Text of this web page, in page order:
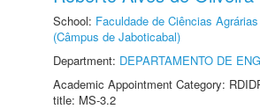
School: Faculdade de Ciências
(Câmpus de Jaboticabal)
Department: DEPARTAMENTO DE
Academic Appointment Category:
title: MS-3.2